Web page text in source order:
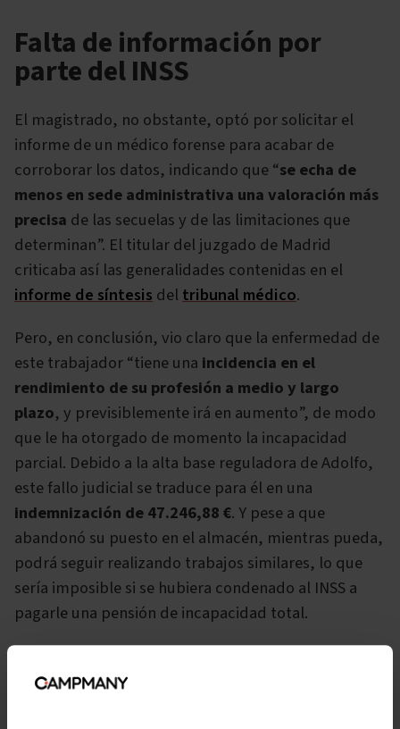
Falta de información por
parte del INSS
El magistrado, no obstante, optó por solicitar el
informe de un médico forense para acabar de
corroborar los datos, indicando que “se echa de
menos en sede administrativa una valoración más
precisa de las secuelas y de las limitaciones que
determinan”. El titular del juzgado de Madrid
criticaba así las generalidades contenidas en el
informe de síntesis del tribunal médico.
Pero, en conclusión, vio claro que la enfermedad de
este trabajador “tiene una incidencia en el
rendimiento de su profesión a medio y largo
plazo, y previsiblemente irá en aumento”, de modo
que le ha otorgado de momento la incapacidad
parcial. Debido a la alta base reguladora de Adolfo,
este fallo judicial se traduce para él en una
indemnización de 47.246,88 €. Y pese a que
abandonó su puesto en el almacén, mientras pueda,
podrá seguir realizando trabajos similares, lo que
sería imposible si se hubiera condenado al INSS a
pagarle una pensión de incapacidad total.